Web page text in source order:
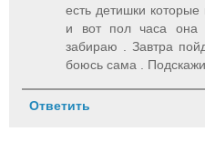
есть детишки которые
и вот пол часа она
забираю . Завтра
боюсь сама .
Ответить